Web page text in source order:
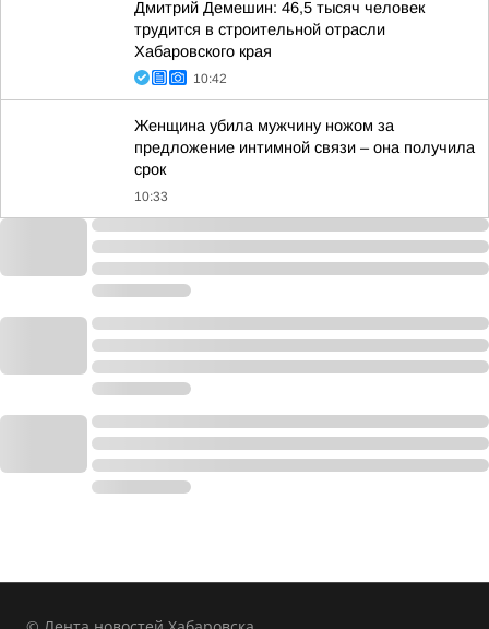
Дмитрий Демешин: 46,5 тысяч человек
трудится в строительной отрасли
Хабаровского края
10:42
Женщина убила мужчину ножом за
предложение интимной связи – она получила
срок
10:33